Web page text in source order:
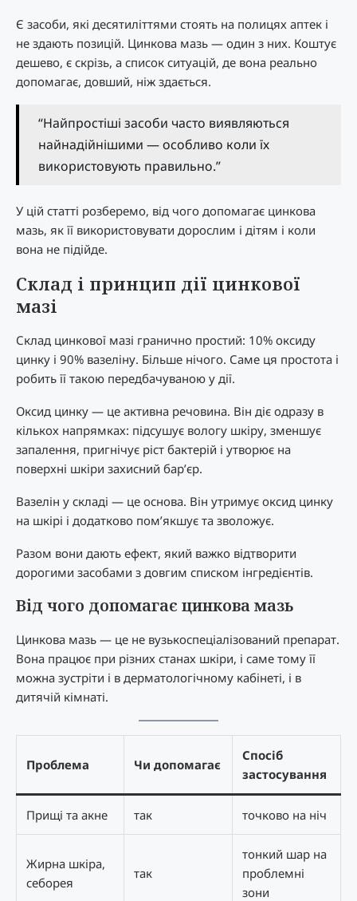
Є засоби, які десятиліттями стоять на полицях аптек і
не здають позицій. Цинкова мазь — один з них. Коштує
дешево, є скрізь, а список ситуацій, де вона реально
допомагає, довший, ніж здається.
“Найпростіші засоби часто виявляються
найнадійнішими — особливо коли їх
використовують правильно.”
У цій статті розберемо, від чого допомагає цинкова
мазь, як її використовувати дорослим і дітям і коли
вона не підійде.
Склад і принцип дії цинкової
мазі
Склад цинкової мазі гранично простий: 10% оксиду
цинку і 90% вазеліну. Більше нічого. Саме ця простота і
робить її такою передбачуваною у дії.
Оксид цинку — це активна речовина. Він діє одразу в
кількох напрямках: підсушує вологу шкіру, зменшує
запалення, пригнічує ріст бактерій і утворює на
поверхні шкіри захисний бар’єр.
Вазелін у складі — це основа. Він утримує оксид цинку
на шкірі і додатково пом’якшує та зволожує.
Разом вони дають ефект, який важко відтворити
дорогими засобами з довгим списком інгредієнтів.
Від чого допомагає цинкова мазь
Цинкова мазь — це не вузькоспеціалізований препарат.
Вона працює при різних станах шкіри, і саме тому її
можна зустріти і в дерматологічному кабінеті, і в
дитячій кімнаті.
Проблема Чи допомагає
Спосіб
застосування
Прищі та акне так точково на ніч
Жирна шкіра,
себорея
так
тонкий шар на
проблемні
зони